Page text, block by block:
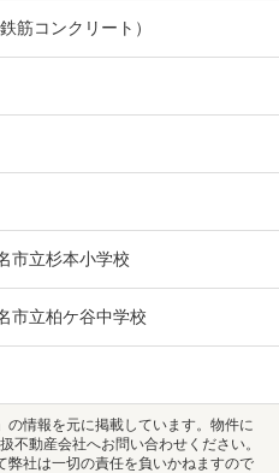
筋コンクリート）
市立杉本小学校
市立柏ケ谷中学校
」の情報を元に掲載しています。物件に
不動産会社へお問い合わせください。
社は一切の責任を負いかねますので